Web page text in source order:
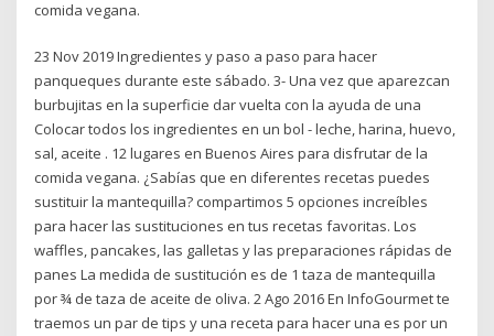
comida vegana.
23 Nov 2019 Ingredientes y paso a paso para hacer
panqueques durante este sábado. 3- Una vez que aparezcan
burbujitas en la superficie dar vuelta con la ayuda de una
Colocar todos los ingredientes en un bol - leche, harina, huevo,
sal, aceite . 12 lugares en Buenos Aires para disfrutar de la
comida vegana. ¿Sabías que en diferentes recetas puedes
sustituir la mantequilla? compartimos 5 opciones increíbles
para hacer las sustituciones en tus recetas favoritas. Los
waffles, pancakes, las galletas y las preparaciones rápidas de
panes La medida de sustitución es de 1 taza de mantequilla
por ¾ de taza de aceite de oliva. 2 Ago 2016 En InfoGourmet te
traemos un par de tips y una receta para hacer una es por un